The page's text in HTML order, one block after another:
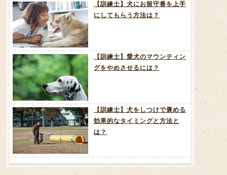
【訓練士】犬にお留守番を上手
にしてもらう方法は？
【訓練士】愛犬のマウンティン
グをやめさせるには？
【訓練士】犬をしつけで褒める
効果的なタイミングと方法と
は？